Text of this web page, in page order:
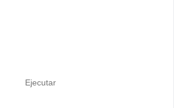
Ejecutar